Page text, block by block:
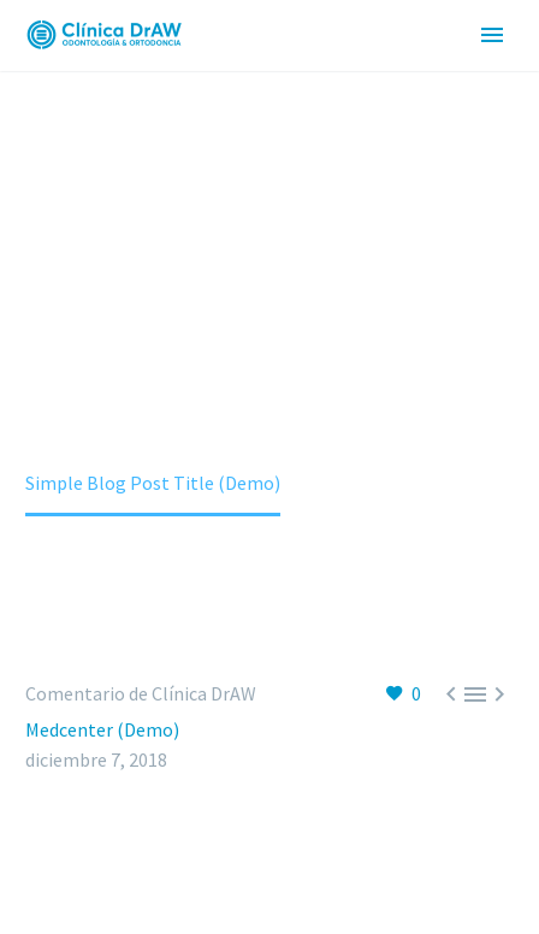
Simple Blog Post Title (Demo)
0 
Comentario de Clínica DrAW
Medcenter (Demo)
diciembre 7, 2018